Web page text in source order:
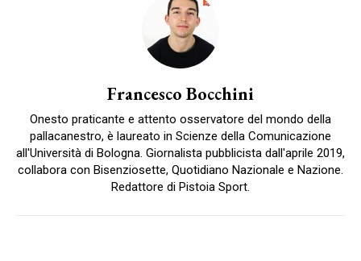
Francesco Bocchini
Onesto praticante e attento osservatore del mondo della
pallacanestro, è laureato in Scienze della Comunicazione
all'Università di Bologna. Giornalista pubblicista dall'aprile 2019,
collabora con Bisenziosette, Quotidiano Nazionale e Nazione.
Redattore di Pistoia Sport.